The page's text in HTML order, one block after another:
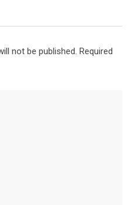
not be published. Required